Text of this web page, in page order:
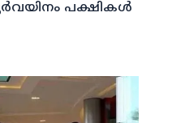
പക്ഷികള്‍